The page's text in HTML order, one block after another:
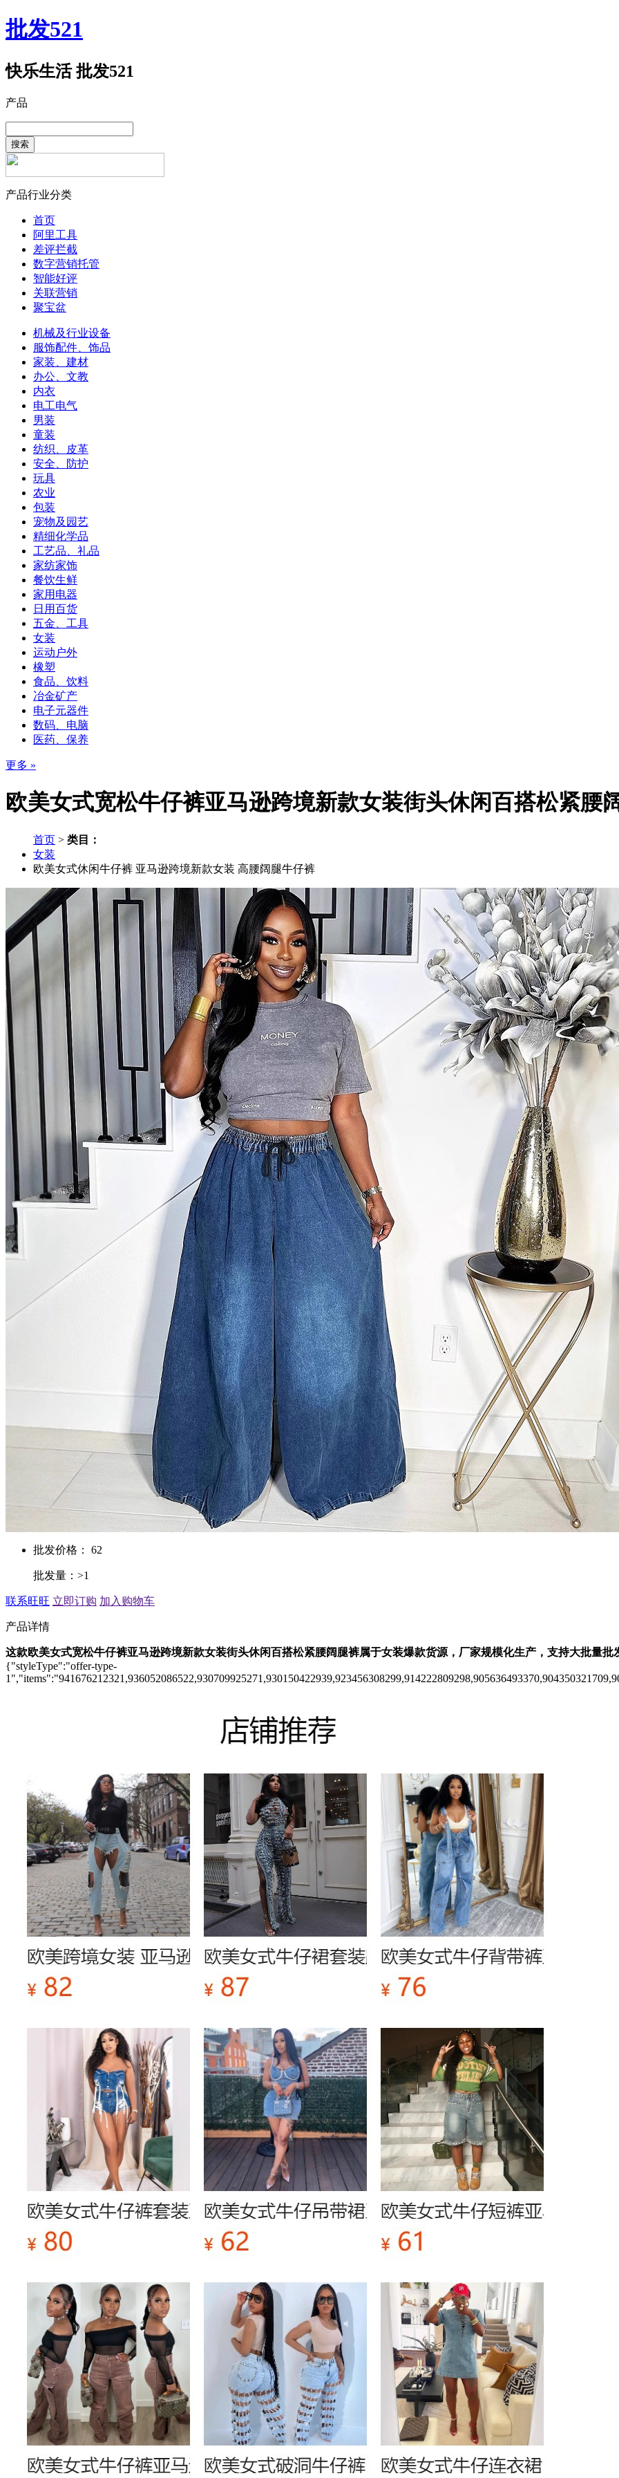
批发521
快乐生活 批发521
产品
搜索
产品行业分类
首页
阿里工具
差评拦截
数字营销托管
智能好评
关联营销
聚宝盆
机械及行业设备
服饰配件、饰品
家装、建材
办公、文教
内衣
电工电气
男装
童装
纺织、皮革
安全、防护
玩具
农业
包装
宠物及园艺
精细化学品
工艺品、礼品
家纺家饰
餐饮生鲜
家用电器
日用百货
五金、工具
女装
运动户外
橡塑
食品、饮料
冶金矿产
电子元器件
数码、电脑
医药、保养
更多 »
欧美女式宽松牛仔裤亚马逊跨境新款女装街头休闲百搭松紧腰
首页 > 类目：
女装
欧美女式休闲牛仔裤 亚马逊跨境新款女装 高腰阔腿牛仔裤
批发价格： 62
批发量：>1
联系旺旺 立即订购 加入购物车
产品详情
这款欧美女式宽松牛仔裤亚马逊跨境新款女装街头休闲百搭松紧腰阔腿裤属于女装爆款货源，厂家规模化生产，支持大批量
{"styleType":"offer-type-